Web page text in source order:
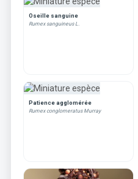
Oseille sanguine
Rumex sanguineus L.
Patience agglomérée
Rumex conglomeratus Murray